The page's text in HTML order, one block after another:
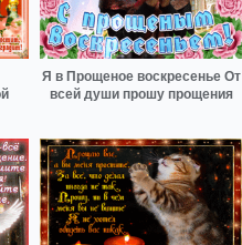
Я в Прощеное воскресенье От
всей души прошу прощения